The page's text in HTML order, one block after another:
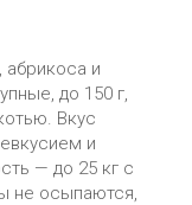
абрикоса и
до 150 г,
Вкус
и
— до 25 кг с
не осыпаются,